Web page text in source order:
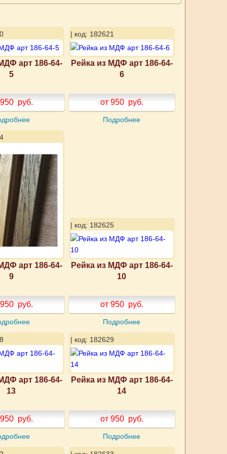
арт 186-64-
5
руб.
| код: 182621
Рейка из МДФ арт 186-64-
6
от 950 руб.
Подробнее
арт 186-64-
9
руб.
| код: 182625
Рейка из МДФ арт 186-64-
10
от 950 руб.
Подробнее
арт 186-64-
13
руб.
| код: 182629
Рейка из МДФ арт 186-64-
14
от 950 руб.
Подробнее